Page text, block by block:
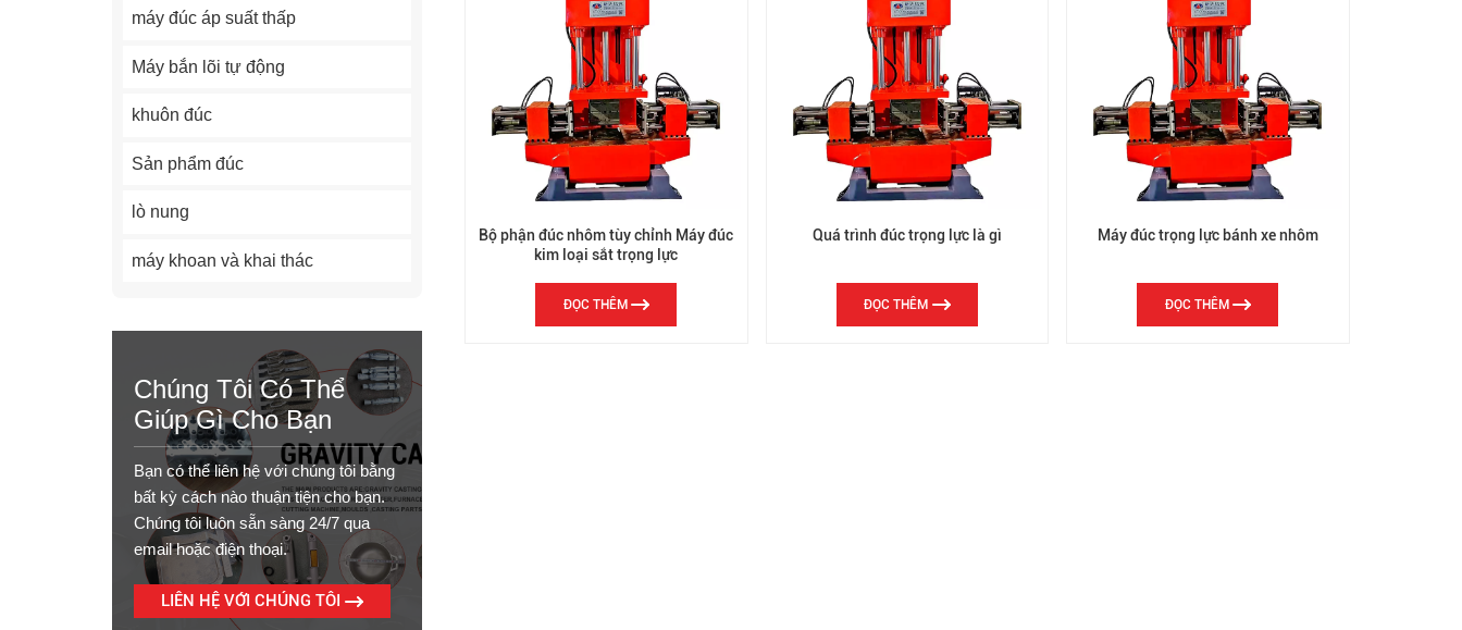
tr
vi
th
máy đúc áp suất thấp
Máy bắn lõi tự động
khuôn đúc
Sản phẩm đúc
lò nung
máy khoan và khai thác
Chúng Tôi Có Thể
Giúp Gì Cho Bạn
Bạn có thể liên hệ với chúng tôi bằng
bất kỳ cách nào thuận tiện cho bạn.
Chúng tôi luôn sẵn sàng 24/7 qua
email hoặc điện thoại.
LIÊN HỆ VỚI CHÚNG TÔI
Bộ phận đúc nhôm tùy chỉnh Máy đúc
kim loại sắt trọng lực
ĐỌC THÊM
Quá trình đúc trọng lực là gì
ĐỌC THÊM
Máy đúc trọng lực bánh xe nhôm
ĐỌC THÊM